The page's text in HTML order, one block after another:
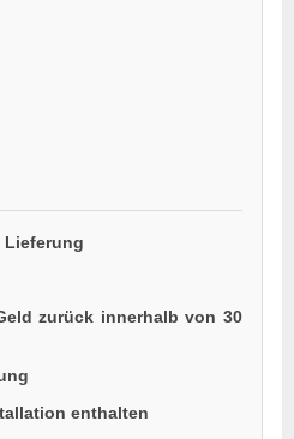
zurück innerhalb von 30
enthalten